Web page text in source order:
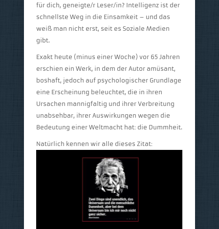
für dich, geneigte/r Leser/in? Intelligenz ist der
schnellste Weg in die Einsamkeit – und das
weiß man nicht erst, seit es Soziale Medien
gibt.
Exakt heute (minus einer Woche) vor 65 Jahren
erschien ein Werk, in dem der Autor amüsant,
boshaft, jedoch auf psychologischer Grundlage
eine Erscheinung beleuchtet, die in ihren
Ursachen mannigfaltig und ihrer Verbreitung
unabsehbar, ihrer Auswirkungen wegen die
Bedeutung einer Weltmacht hat: die Dummheit.
Natürlich kennen wir alle dieses Zitat: